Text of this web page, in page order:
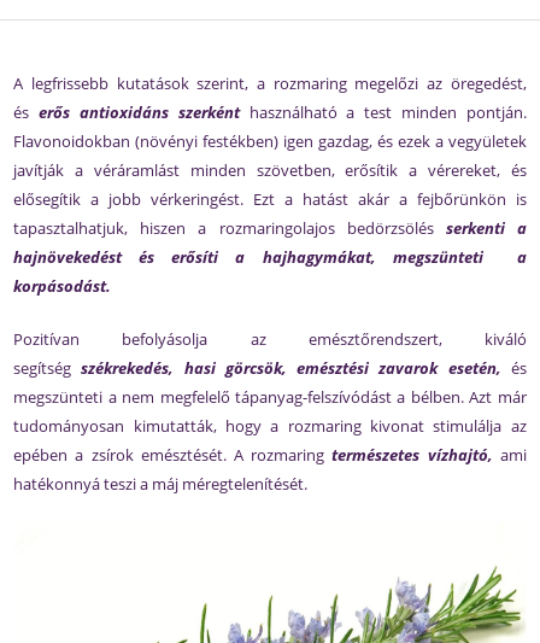
A legfrissebb kutatások szerint, a rozmaring megelőzi az öregedést,
és erős antioxidáns szerkénthasználható a test minden pontján.
Flavonoidokban (növényi festékben) igen gazdag, és ezek a vegyületek
javítják a véráramlást minden szövetben, erősítik a vérereket, és
elősegítik a jobb vérkeringést. Ezt a hatást akár a fejbőrünkön is
tapasztalhatjuk, hiszen a rozmaringolajos bedörzsölés serkenti a
hajnövekedést és erősíti a hajhagymákat, megszünteti a
korpásodást.
Pozitívan befolyásolja az emésztőrendszert, kiváló
segítség székrekedés, hasi görcsök, emésztési zavarok esetén, és
megszünteti a nem megfelelő tápanyag-felszívódást a bélben. Azt már
tudományosan kimutatták, hogy a rozmaring kivonat stimulálja az
epében a zsírok emésztését. A rozmaringtermészetes vízhajtó, ami
hatékonnyá teszi a máj méregtelenítését.